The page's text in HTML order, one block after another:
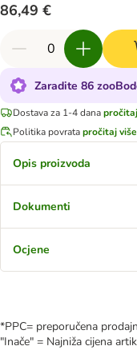
86,49 €
Zaradite 86
Dostava za 1-4 dana
Politika povratapročitaj više
Opis proizvoda
Dokumenti
Ocjene
*PPC= preporučena
"Inače" = Najniža cijena